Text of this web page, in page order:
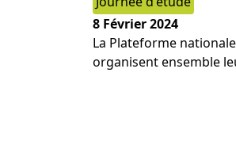
8 Février 2024
La Plateforme
organisent ensemble